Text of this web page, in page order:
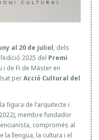
al 20 de juliol, dels
2025 del Premi
i de Fi de Màster en
perAcció Cultural del
figura de l’arquitecte i
membre fundador
compromés al
la llengua, la cultura i el